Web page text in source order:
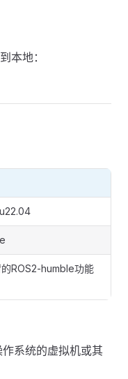
本地：
ROS2-humble功能
系统的虚拟机或其